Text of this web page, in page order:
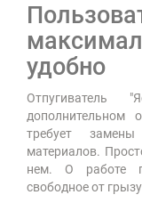
удобно
дополнительном
требует
материалов.
нем. О работе
свободное от